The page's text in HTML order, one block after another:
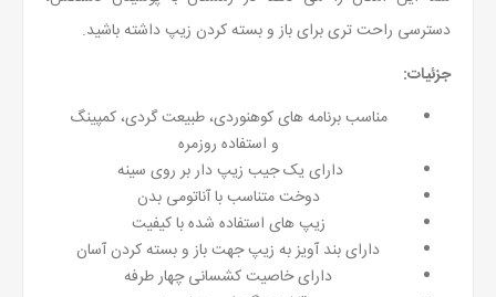
دسترسی راحت تری برای باز و بسته کردن زیپ داشته باشید.
جزئیات:
مناسب برنامه های کوهنوردی، طبیعت گردی، کمپینگ
و استفاده روزمره
دارای یک جیب زیپ دار بر روی سینه
دوخت متناسب با آناتومی بدن
زیپ های استفاده شده با کیفیت
دارای بند آویز به زیپ جهت باز و بسته کردن آسان
دارای خاصیت کشسانی چهار طرفه